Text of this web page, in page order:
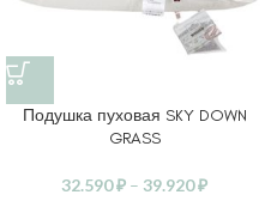
Подушка пуховая SKY DOWN
GRASS
32.590₽ – 39.920₽